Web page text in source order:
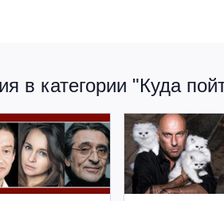
в категории "Куда